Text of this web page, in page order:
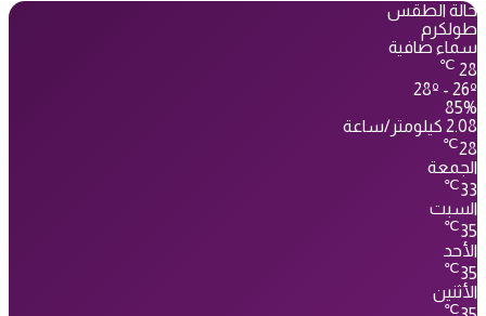
حالة الطقس
طولكرم
سماء صافية
28
℃
28º - 26º
85%
2.08 كيلومتر/ساعة
28
℃
الجمعة
33
℃
السبت
35
℃
الأحد
35
℃
الأثنين
℃